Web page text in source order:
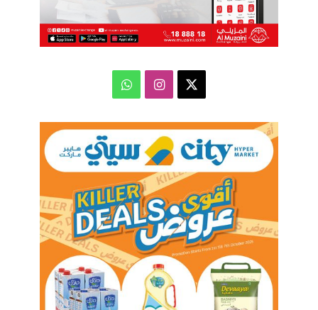
انستقرامواتساب